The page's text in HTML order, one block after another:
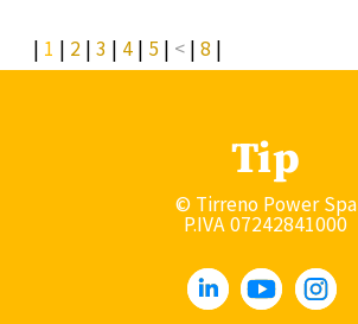
1 2 3 4 5 < 8
Tip
© Tirreno Power Spa
P.IVA 07242841000